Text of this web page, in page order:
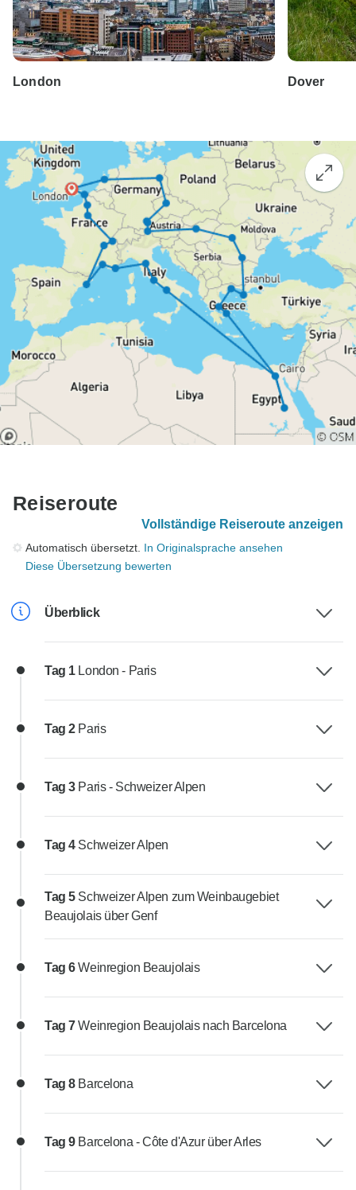
London Dover
Reiseroute
Vollständige Reiseroute anzeigen
Automatisch übersetzt. In Originalsprache ansehen
Diese Übersetzung bewerten
Überblick
Tag 1 London - Paris
Tag 2 Paris
Tag 3 Paris - Schweizer Alpen
Tag 4 Schweizer Alpen
Tag 5 Schweizer Alpen zum Weinbaugebiet
Beaujolais über Genf
Tag 6Weinregion Beaujolais
Tag 7Weinregion Beaujolais nach Barcelona
Tag 8 Barcelona
Tag 9 Barcelona - Côte d'Azur über Arles